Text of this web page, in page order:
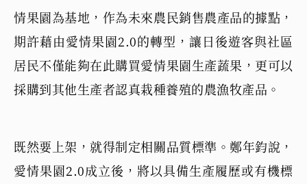
情果園為基地，作為未來農民銷售農產品的據點，
期許藉由愛情果園2.0的轉型，讓日後遊客與社區
居民不僅能夠在此購買愛情果園生產蔬果，更可以
採購到其他生產者認真栽種養殖的農漁牧產品。
既然要上架，就得制定相關品質標準。鄭年鈞說，
愛情果園2.0成立後，將以具備生產履歷或有機標